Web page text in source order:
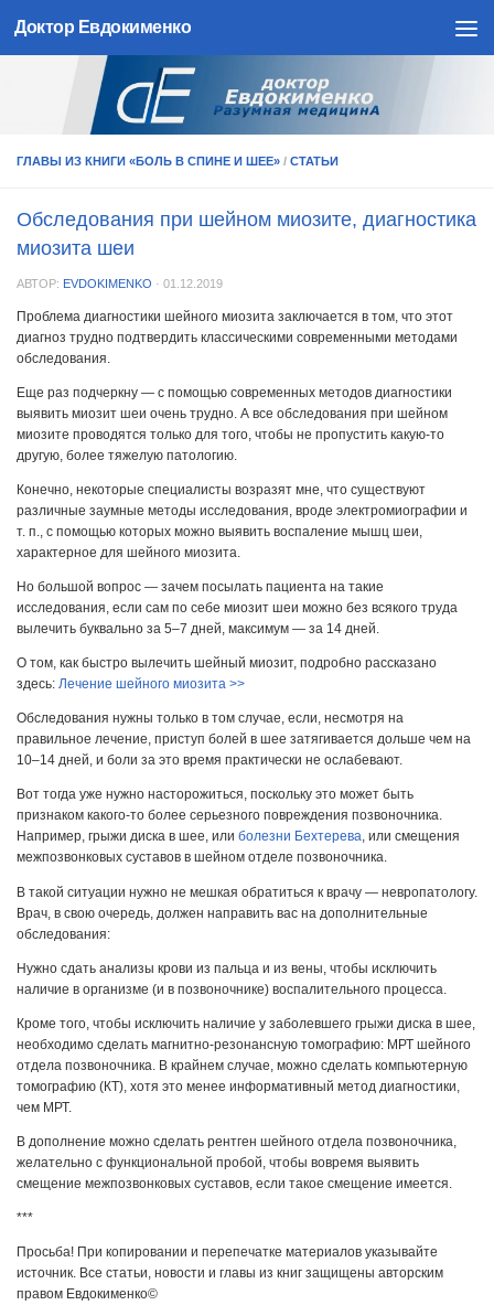
Skip to content
Доктор Евдокименко
ГЛАВЫ ИЗ КНИГИ «БОЛЬ В СПИНЕ И ШЕЕ» / СТАТЬИ
Обследования при шейном миозите, диагностика
миозита шеи
АВТОР: EVDOKIMENKO · 01.12.2019
Проблема диагностики шейного миозита заключается в том, что этот
диагноз трудно подтвердить классическими современными методами
обследования.
Еще раз подчеркну — с помощью современных методов диагностики
выявить миозит шеи очень трудно. А все обследования при шейном
миозите проводятся только для того, чтобы не пропустить какую-то
другую, более тяжелую патологию.
Конечно, некоторые специалисты возразят мне, что существуют
различные заумные методы исследования, вроде электромиографии и
т. п., с помощью которых можно выявить воспаление мышц шеи,
характерное для шейного миозита.
Но большой вопрос — зачем посылать пациента на такие
исследования, если сам по себе миозит шеи можно без всякого труда
вылечить буквально за 5–7 дней, максимум — за 14 дней.
О том, как быстро вылечить шейный миозит, подробно рассказано
здесь: Лечение шейного миозита >>
Обследования нужны только в том случае, если, несмотря на
правильное лечение, приступ болей в шее затягивается дольше чем на
10–14 дней, и боли за это время практически не ослабевают.
Вот тогда уже нужно насторожиться, поскольку это может быть
признаком какого-то более серьезного повреждения позвоночника.
Например, грыжи диска в шее, или болезни Бехтерева, или смещения
межпозвонковых суставов в шейном отделе позвоночника.
В такой ситуации нужно не мешкая обратиться к врачу — невропатологу.
Врач, в свою очередь, должен направить вас на дополнительные
обследования:
Нужно сдать анализы крови из пальца и из вены, чтобы исключить
наличие в организме (и в позвоночнике) воспалительного процесса.
Кроме того, чтобы исключить наличие у заболевшего грыжи диска в шее,
необходимо сделать магнитно-резонансную томографию: МРТ шейного
отдела позвоночника. В крайнем случае, можно сделать компьютерную
томографию (КТ), хотя это менее информативный метод диагностики,
чем МРТ.
В дополнение можно сделать рентген шейного отдела позвоночника,
желательно с функциональной пробой, чтобы вовремя выявить
смещение межпозвонковых суставов, если такое смещение имеется.
***
Просьба! При копировании и перепечатке материалов указывайте
источник. Все статьи, новости и главы из книг защищены авторским
правом Евдокименко©